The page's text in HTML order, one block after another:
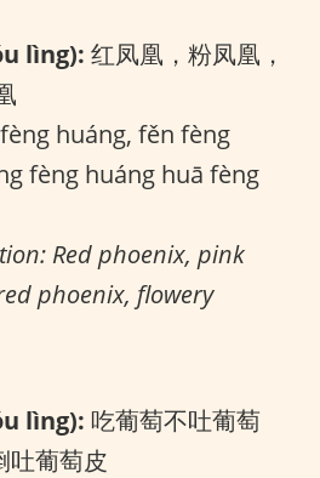
lìng): 红凤凰，粉凤凰，
huáng, fěn fèng
fèng huáng huā fèng
Red phoenix, pink
phoenix, flowery
lìng): 吃葡萄不吐葡萄
吐葡萄皮